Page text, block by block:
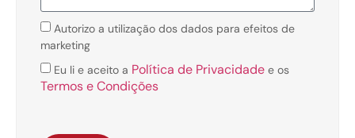
Autorizo a utilização dos dados para efeitos de
marketing
Eu li e aceito a Política de Privacidade e os
Termos e Condições